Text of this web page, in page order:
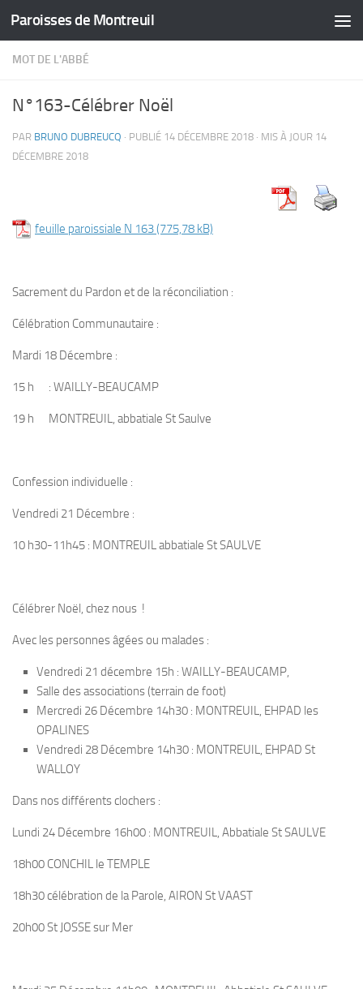
Skip to content
Paroisses de Montreuil
MOT DE L'ABBÉ
N°163-Célébrer Noël
PAR BRUNO DUBREUCQ · PUBLIÉ 14 DÉCEMBRE 2018 · MIS À JOUR 14
DÉCEMBRE 2018
feuille paroissiale N 163
Sacrement du Pardon et de la réconciliation :
Célébration Communautaire :
Mardi 18 Décembre :
15 h : WAILLY-BEAUCAMP
19 h MONTREUIL, abbatiale St Saulve
Confession individuelle :
Vendredi 21 Décembre :
10 h30-11h45 : MONTREUIL abbatiale St SAULVE
Célébrer Noël, chez nous !
Avec les personnes âgées ou malades :
Vendredi 21 décembre 15h : WAILLY-BEAUCAMP,
Salle des associations (terrain de foot)
Mercredi 26 Décembre 14h30 : MONTREUIL, EHPAD les
OPALINES
Vendredi 28 Décembre 14h30 : MONTREUIL, EHPAD St
WALLOY
Dans nos différents clochers :
Lundi 24 Décembre 16h00 : MONTREUIL, Abbatiale St SAULVE
18h00 CONCHIL le TEMPLE
18h30 célébration de la Parole, AIRON St VAAST
20h00 St JOSSE sur Mer